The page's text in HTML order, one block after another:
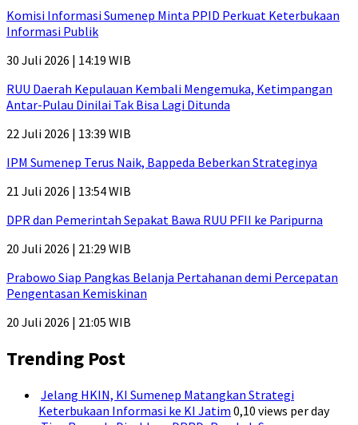
Komisi Informasi Sumenep Minta PPID Perkuat Keterbukaan
Informasi Publik
30 Juli 2026 | 14:19 WIB
RUU Daerah Kepulauan Kembali Mengemuka, Ketimpangan
Antar-Pulau Dinilai Tak Bisa Lagi Ditunda
22 Juli 2026 | 13:39 WIB
IPM Sumenep Terus Naik, Bappeda Beberkan Strateginya
21 Juli 2026 | 13:54 WIB
DPR dan Pemerintah Sepakat Bawa RUU PFII ke Paripurna
20 Juli 2026 | 21:29 WIB
Prabowo Siap Pangkas Belanja Pertahanan demi Percepatan
Pengentasan Kemiskinan
20 Juli 2026 | 21:05 WIB
Trending Post
Jelang HKIN, KI Sumenep Matangkan Strategi
Keterbukaan Informasi ke KI Jatim 0,10 views per day